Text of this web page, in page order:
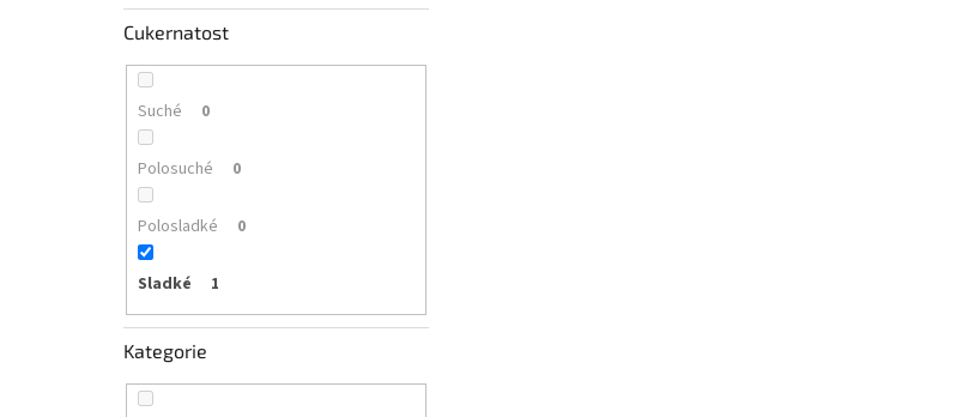
Cukernatost
Suché 0
Polosuché 0
Polosladké 0
Sladké 1
Kategorie